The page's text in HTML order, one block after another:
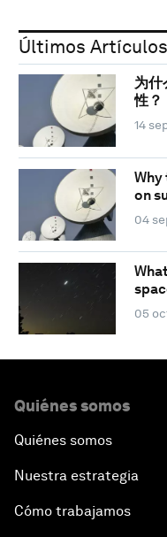
Últimos Artículos
为什
性？
14
Why
on
04
05
Quiénes somos
Quiénes somos
Nuestra estrategia
Cómo trabajamos